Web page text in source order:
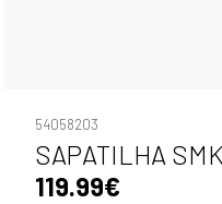
54058203
SAPATILHA
119.99€